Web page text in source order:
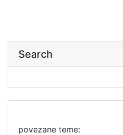
Search
povezane teme: